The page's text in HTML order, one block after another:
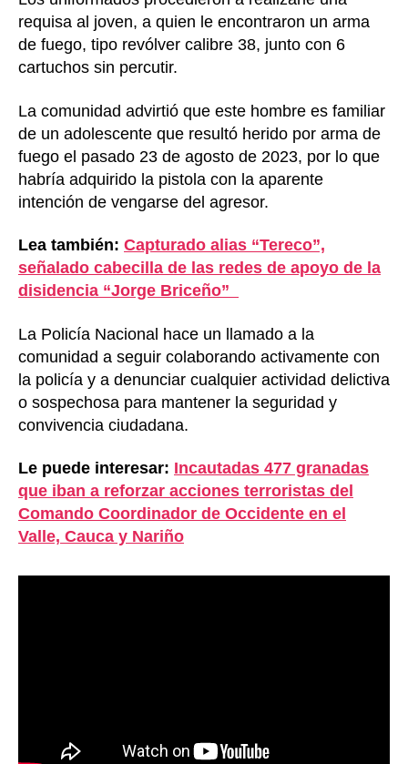
requisa al joven, a quien le encontraron un arma
de fuego, tipo revólver calibre 38, junto con 6
cartuchos sin percutir.
La comunidad advirtió que este hombre es familiar
de un adolescente que resultó herido por arma de
fuego el pasado 23 de agosto de 2023, por lo que
habría adquirido la pistola con la aparente
intención de vengarse del agresor.
Lea también: Capturado alias “Tereco”,
señalado cabecilla de las redes de apoyo de la
disidencia “Jorge Briceño”
La Policía Nacional hace un llamado a la
comunidad a seguir colaborando activamente con
la policía y a denunciar cualquier actividad delictiva
o sospechosa para mantener la seguridad y
convivencia ciudadana.
Le puede interesar: Incautadas 477 granadas
que iban a reforzar acciones terroristas del
Comando Coordinador de Occidente en el
Valle, Cauca y Nariño